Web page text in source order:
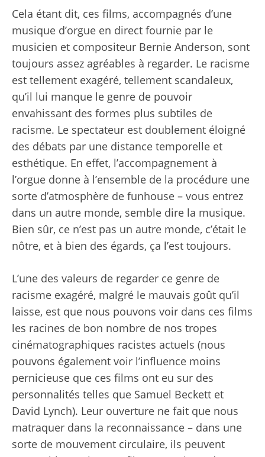
Cela étant dit, ces films, accompagnés d’une
musique d’orgue en direct fournie par le
musicien et compositeur Bernie Anderson, sont
toujours assez agréables à regarder. Le racisme
est tellement exagéré, tellement scandaleux,
qu’il lui manque le genre de pouvoir
envahissant des formes plus subtiles de
racisme. Le spectateur est doublement éloigné
des débats par une distance temporelle et
esthétique. En effet, l’accompagnement à
l’orgue donne à l’ensemble de la procédure une
sorte d’atmosphère de funhouse – vous entrez
dans un autre monde, semble dire la musique.
Bien sûr, ce n’est pas un autre monde, c’était le
nôtre, et à bien des égards, ça l’est toujours.
L’une des valeurs de regarder ce genre de
racisme exagéré, malgré le mauvais goût qu’il
laisse, est que nous pouvons voir dans ces films
les racines de bon nombre de nos tropes
cinématographiques racistes actuels (nous
pouvons également voir l’influence moins
pernicieuse que ces films ont eu sur des
personnalités telles que Samuel Beckett et
David Lynch). Leur ouverture ne fait que nous
matraquer dans la reconnaissance – dans une
sorte de mouvement circulaire, ils peuvent